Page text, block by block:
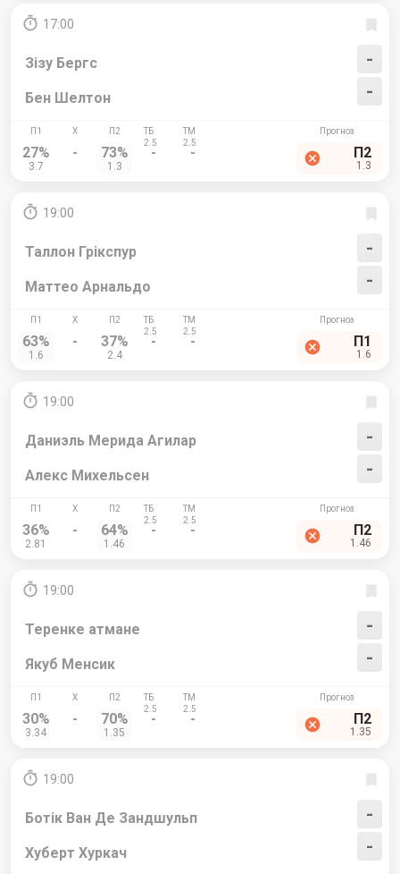
17:00
Зізу Бергс
-
-
Бен Шелтон
27%
3.7
- 73%
1.3
- - П2
1.3
19:00
Таллон Грікспур
-
-
Маттео Арнальдо
63%
1.6
- 37%
2.4
- - П1
1.6
19:00
Даниэль Мерида Агилар
-
-
Алекс Михельсен
36%
2.81
- 64%
1.46
- - П2
1.46
19:00
Теренке атмане
-
-
Якуб Менсик
30%
3.34
- 70%
1.35
- - П2
1.35
19:00
Ботік Ван Де Зандшульп
-
-
Хуберт Хуркач